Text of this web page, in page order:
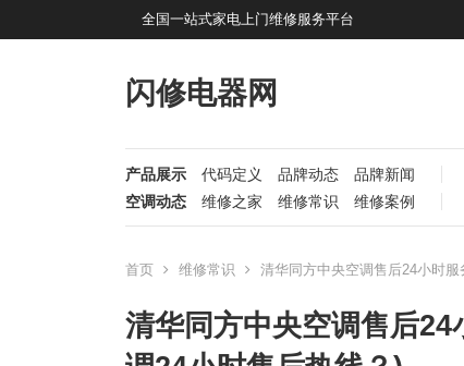
全国一站式家电上门维修服务平台
闪修电器网
产品展示 代码定义 品牌动态 品牌新闻
空调动态
维修之家 维修常识 维修案例
首页 维修常识 清华同方中央空调售后24小时
清华同方中央空调售后